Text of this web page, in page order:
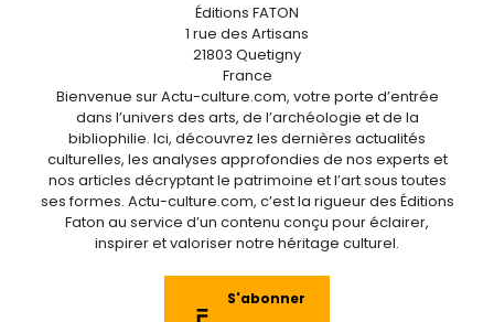
Éditions FATON
1 rue des Artisans
21803 Quetigny
France
Bienvenue sur Actu-culture.com, votre porte d’entrée
dans l’univers des arts, de l’archéologie et de la
bibliophilie. Ici, découvrez les dernières actualités
culturelles, les analyses approfondies de nos experts et
nos articles décryptant le patrimoine et l’art sous toutes
ses formes. Actu-culture.com, c’est la rigueur des Éditions
Faton au service d’un contenu conçu pour éclairer,
inspirer et valoriser notre héritage culturel.
S'abonner